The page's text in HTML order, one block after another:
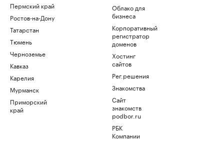
Пермский край
Ростов-на-Дону
Татарстан
Тюмень
Черноземье
Кавказ
Карелия
Мурманск
Приморский
край
Облако для
бизнеса
Корпоративный
регистратор
доменов
Хостинг
сайтов
Рег.решения
Знакомства
Сайт
знакомств
podbor.ru
РБК
Компании